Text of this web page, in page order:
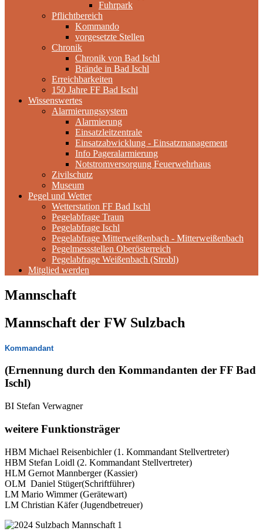
Fuhrpark
Pflichtbereich
Kommando
vorgesetzte Stellen
Chronik
Chronik von Bad Ischl
Brände in Bad Ischl
Erreichbarkeiten
150 Jahre FF Bad Ischl
Wissenswertes
Alarmierungssystem
Alarmierung
Einsatzleitzentrale
Einsatzabwicklung - Einsatzmanagement
Info Pageralarmierung
Notstromversorgung Feuerwehrhaus
Zivilschutz
Museum
Pegel und Wetter
Wetterstation FF Bad Ischl
Pegelabfrage Traun
Pegelabfrage Ischl
Pegelabfrage Mitterweißenbach - Mitterweißenbach
Pegelmessstellen Oberösterreich
Pegelabfrage Weißenbach (Strobl)
Mitglied werden
Mannschaft
Mannschaft der FW Sulzbach
Kommandant
(Ernennung durch den Kommandanten der FF Bad
Ischl)
BI Stefan Verwagner
weitere Funktionsträger
HBM Michael Reisenbichler (1. Kommandant Stellvertreter)
HBM Stefan Loidl (2. Kommandant Stellvertreter)
HLM Gernot Mannberger (Kassier)
OLM Daniel Stüger(Schriftführer)
LM Mario Wimmer (Gerätewart)
LM Christian Käfer (Jugendbetreuer)